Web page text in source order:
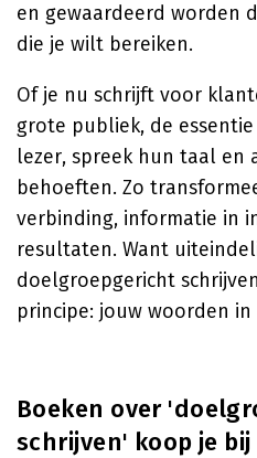
en gewaardeerd worden
die je wilt bereiken.
Of je nu schrijft voor
grote publiek, de
lezer, spreek hun taal en
behoeften. Zo
verbinding, informatie in
resultaten. Want
doelgroepgericht
principe: jouw woorden
Boeken over
schrijven' koop je bij